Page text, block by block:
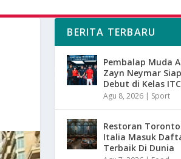
BERITA TERBARU
Pembalap Muda
Zayn Neymar
Debut di Kelas
Agu 8, 2026 | Sport
Restoran
Italia Masuk
Terbaik Di Dunia